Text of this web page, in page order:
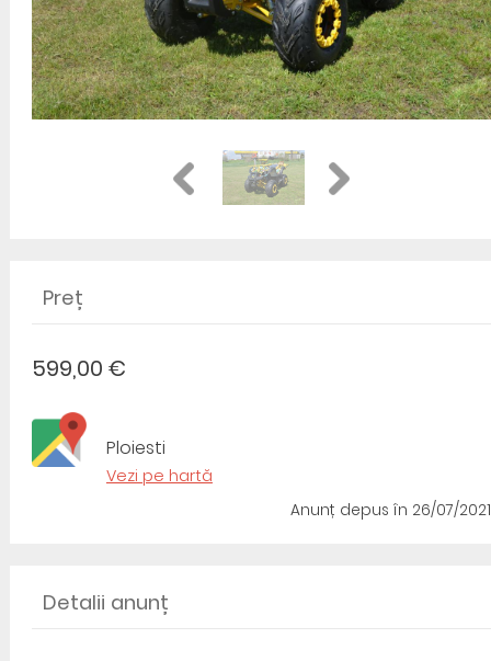
Preț
599,00 €
Ploiesti
Vezi pe hartă
Anunț depus în 26/07/2021
Detalii anunț